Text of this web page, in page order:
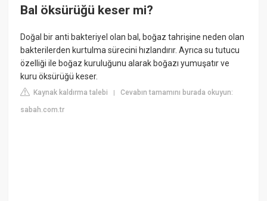
Bal öksürüğü keser mi?
Doğal bir anti bakteriyel olan bal, boğaz tahrişine neden olan
bakterilerden kurtulma sürecini hızlandırır. Ayrıca su tutucu
özelliği ile boğaz kuruluğunu alarak boğazı yumuşatır ve
kuru öksürüğü keser.
Kaynak kaldırma talebi |Cevabın tamamını burada okuyun:
sabah.com.tr